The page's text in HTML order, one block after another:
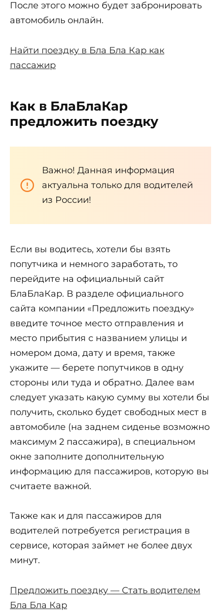
После этого можно будет забронировать
автомобиль онлайн.
Найти поездку в Бла Бла Кар как
пассажир
Как в БлаБлаКар
предложить поездку
Важно! Данная информация
актуальна только для водителей
из России!
Если вы водитесь, хотели бы взять
попутчика и немного заработать, то
перейдите на официальный сайт
БлаБлаКар. В разделе официального
сайта компании «Предложить поездку»
введите точное место отправления и
место прибытия с названием улицы и
номером дома, дату и время, также
укажите — берете попутчиков в одну
стороны или туда и обратно. Далее вам
следует указать какую сумму вы хотели бы
получить, сколько будет свободных мест в
автомобиле (на заднем сиденье возможно
максимум 2 пассажира), в специальном
окне заполните дополнительную
информацию для пассажиров, которую вы
считаете важной.
Также как и для пассажиров для
водителей потребуется регистрация в
сервисе, которая займет не более двух
минут.
Предложить поездку — Стать водителем
Бла Бла Кар